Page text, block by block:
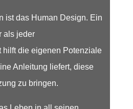
ist das Human Design. Ein
als jeder
hilft die eigenen Potenziale
Anleitung liefert, diese
zu bringen.